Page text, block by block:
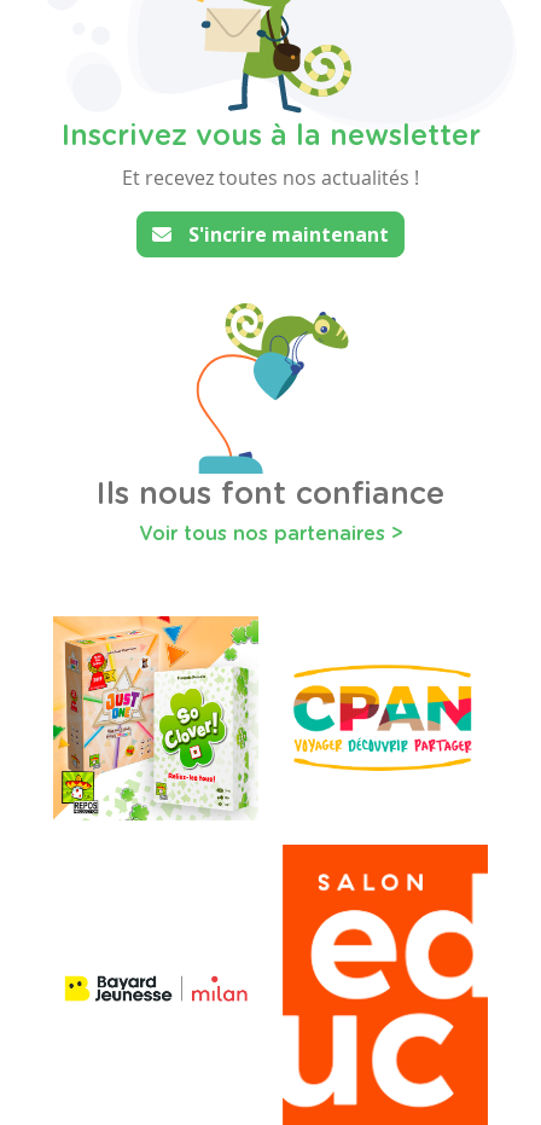
Inscrivez vous à la newsletter
Et recevez toutes nos actualités !
S'incrire maintenant
Ils nous font confiance
Voir tous nos partenaires >